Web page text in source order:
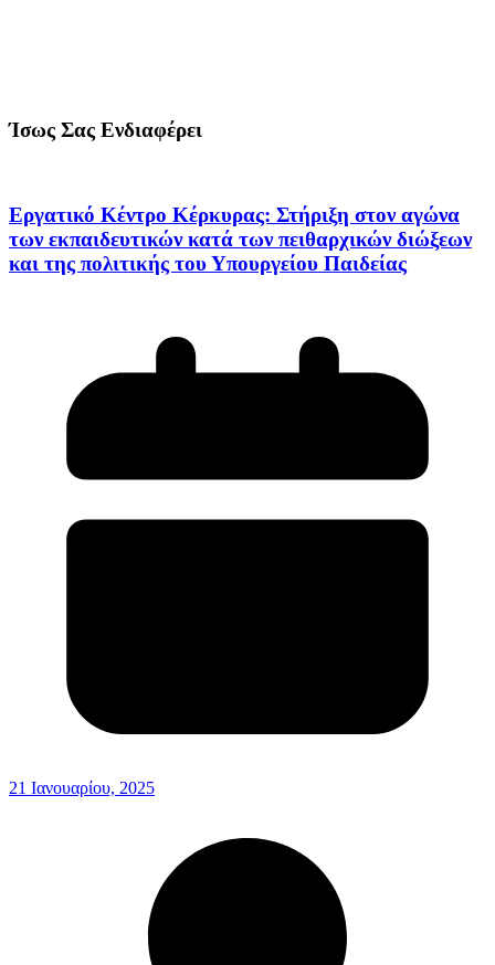
Ίσως Σας Ενδιαφέρει
Εργατικό Κέντρο Κέρκυρας: Στήριξη στον αγώνα
των εκπαιδευτικών κατά των πειθαρχικών διώξεων
και της πολιτικής του Υπουργείου Παιδείας
21 Ιανουαρίου, 2025